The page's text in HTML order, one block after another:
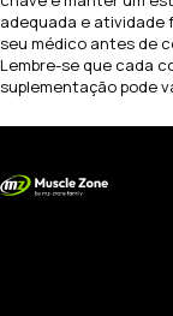
adequada e atividade
seu médico antes de
Lembre-se que cada
suplementação pode